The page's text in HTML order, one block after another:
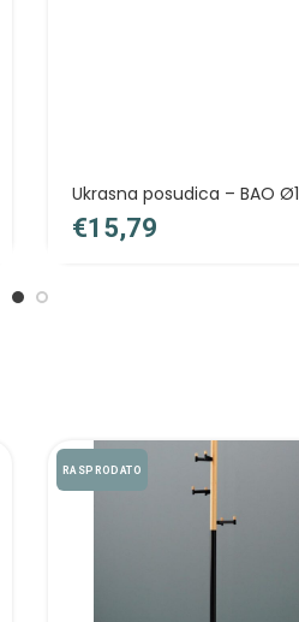
Ukrasna posudica – BAO
€
RASPRODATO